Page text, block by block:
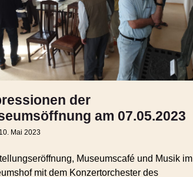
der
am 07.05.2023
10. Mai 2023
Museumscafé und Musik im
mit dem Konzertorchester des